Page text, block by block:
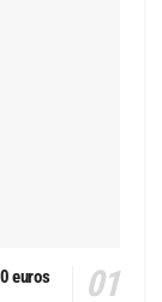
euros